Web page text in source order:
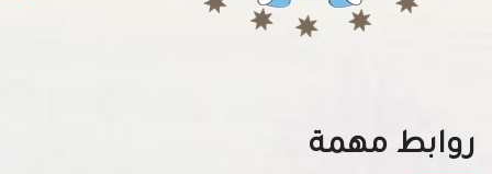
روابط مهمة